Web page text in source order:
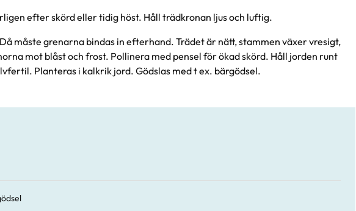
efter skörd eller tidig höst. Håll trädkronan ljus och luftig.
måste grenarna bindas in efterhand. Trädet är nätt, stammen växer vresigt,
mot blåst och frost. Pollinera med pensel för ökad skörd. Håll jorden runt
Planteras i kalkrik jord. Gödslas med t ex. bärgödsel.